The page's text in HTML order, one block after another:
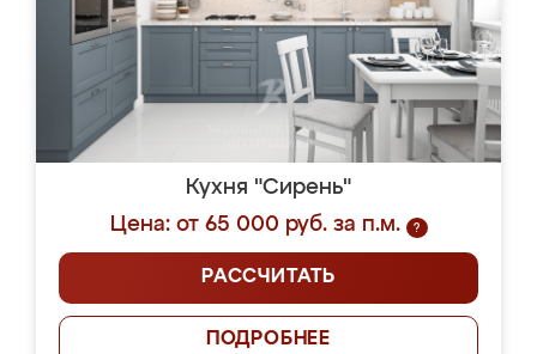
Кухня "Сирень"
Цена: от 65 000 руб. за п.м.
?
РАССЧИТАТЬ
ПОДРОБНЕЕ